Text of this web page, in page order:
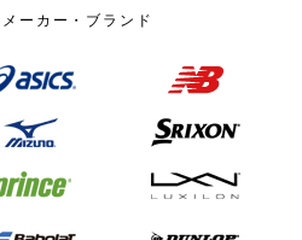
ーカー・ブランド